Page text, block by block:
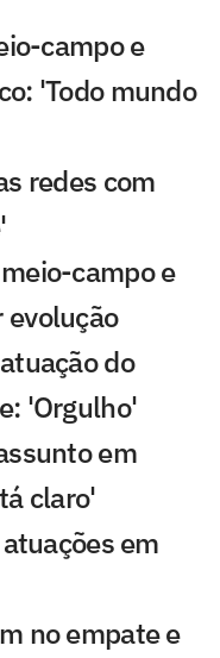
campo e
'Todo mundo
redes com
campo e
evolução
do
'Orgulho'
em
claro'
em
no empate e